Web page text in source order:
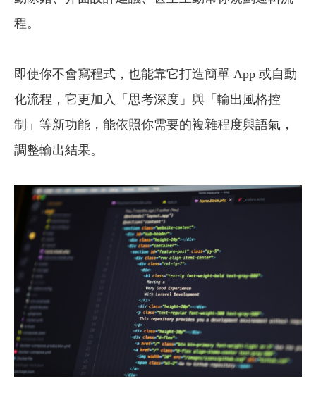
程。
即使你不會寫程式，也能靠它打造簡單 App 或自動
化流程，它更加入「思考深度」與「輸出風格控
制」等新功能，能依照你需要的複雜程度與語氣，
調整輸出結果。